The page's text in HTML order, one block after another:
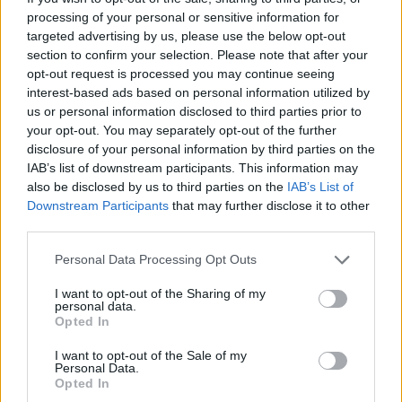
processing of your personal or sensitive information for
targeted advertising by us, please use the below opt-out
section to confirm your selection. Please note that after your
opt-out request is processed you may continue seeing
interest-based ads based on personal information utilized by
us or personal information disclosed to third parties prior to
your opt-out. You may separately opt-out of the further
disclosure of your personal information by third parties on the
IAB’s list of downstream participants. This information may
also be disclosed by us to third parties on the IAB’s List of
Downstream Participants that may further disclose it to other
Please note that this website/app uses one or more Google
not limited to your visit or usage behaviour. You may click to
grant or deny consent to Google and its third-party tags to
use your data for below specified purposes in below Google
consent section.
Personal Data Processing Opt Outs
I want to opt-out of the Sharing of my
personal data.
Opted In
I want to opt-out of the Sale of my
Personal Data.
Opted In
Magyartanítás a magyar identitás
megőrzéséért Brazíliában
Thomázy Timea
VilágEgyetemista•2022. május 25.